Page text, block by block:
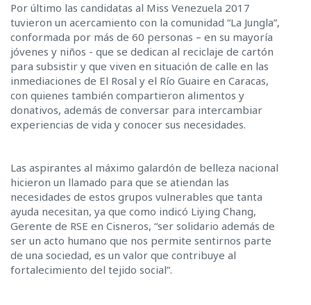
Por último las candidatas al Miss Venezuela 2017
tuvieron un acercamiento con la comunidad “La Jungla”,
conformada por más de 60 personas – en su mayoría
jóvenes y niños - que se dedican al reciclaje de cartón
para subsistir y que viven en situación de calle en las
inmediaciones de El Rosal y el Río Guaire en Caracas,
con quienes también compartieron alimentos y
donativos, además de conversar para intercambiar
experiencias de vida y conocer sus necesidades.
Las aspirantes al máximo galardón de belleza nacional
hicieron un llamado para que se atiendan las
necesidades de estos grupos vulnerables que tanta
ayuda necesitan, ya que como indicó Liying Chang,
Gerente de RSE en Cisneros, “ser solidario además de
ser un acto humano que nos permite sentirnos parte
de una sociedad, es un valor que contribuye al
fortalecimiento del tejido social”.